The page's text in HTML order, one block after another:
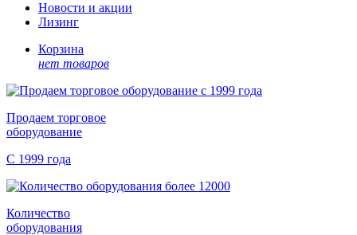
Новости и акции
Лизинг
Корзина
нет товаров
Продаем торговое
оборудование
С 1999 года
Количество
оборудования